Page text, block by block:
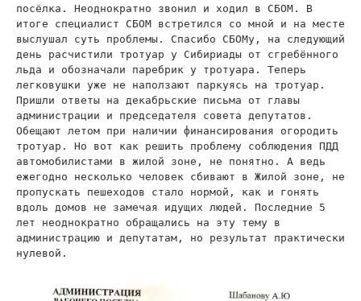
посёлка. Неоднократно звонил и ходил в СБОМ. В
итоге специалист СБОМ встретился со мной и на месте
выслушал суть проблемы. Спасибо СБОМу, на следующий
день расчистили тротуар у Сибириады от сгребённого
льда и обозначали паребрик у тротуара. Теперь
легковушки уже не наползают паркуясь на тротуар.
Пришли ответы на декабрьские письма от главы
администрации и председателя совета депутатов.
Обещают летом при наличии финансирования огородить
тротуар. Но вот как решить проблему соблюдения ПДД
автомобилистами в жилой зоне, не понятно. А ведь
ежегодно несколько человек сбивают в Жилой зоне, не
пропускать пешеходов стало нормой, как и гонять
вдоль домов не замечая идущих людей. Последние 5
лет неоднократно обращались на эту тему в
администрацию и депутатам, но результат практически
нулевой.